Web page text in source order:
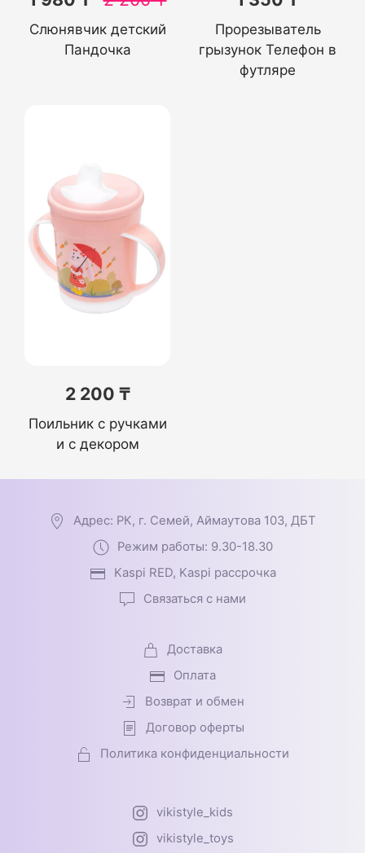
Слюнявчик детский
Пандочка
Прорезыватель
грызунок Телефон в
футляре
2 200 ₸
Поильник с ручками
и с декором
Адрес: РК, г. Семей, Аймаутова 103, ДБТ
Режим работы: 9.30-18.30
Kaspi RED, Kaspi рассрочка
Связаться с нами
Доставка
Оплата
Возврат и обмен
Договор оферты
Политика конфиденциальности
vikistyle_kids
vikistyle_toys